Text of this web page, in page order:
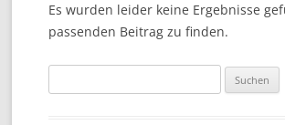
Es wurden leider keine Ergebnisse
passenden Beitrag zu finden.
nach: